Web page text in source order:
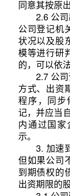
同意其按原
2.6 公司
公司登记机
状况以及股
模等进行研
的，可以依
2.7 公司
方式、出资
程序，同
记，并应当
内通过国
示。
3. 加速到
但如果公司
到期债权的
出资期限的